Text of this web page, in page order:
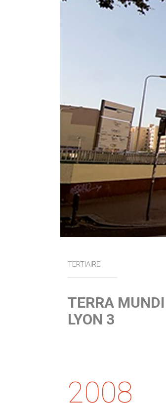
TERTIAIRE
TERRA MUNDI
LYON 3
2008